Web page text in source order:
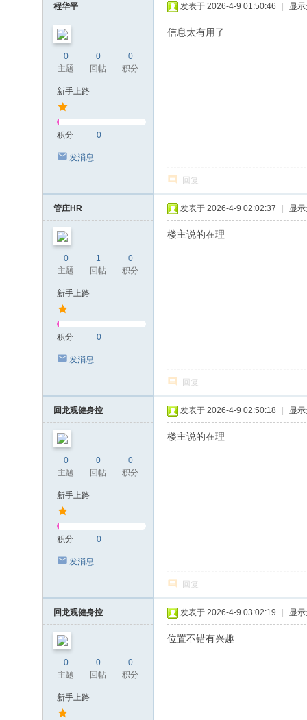
程华平
0
主题
0
回帖
0
积分
新手上路
积分 0
发消息
发表于 2026-4-9 01:50:46 显
信息太有用了
回复
管庄HR
0
主题
1
回帖
0
积分
新手上路
积分 0
发消息
发表于 2026-4-9 02:02:37 显
楼主说的在理
回复
回龙观健身控
0
主题
0
回帖
0
积分
新手上路
积分 0
发消息
发表于 2026-4-9 02:50:18 显
楼主说的在理
回复
回龙观健身控
0
主题
0
回帖
0
积分
新手上路
发表于 2026-4-9 03:02:19 显
位置不错有兴趣